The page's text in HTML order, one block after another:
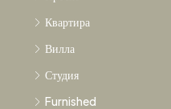
Квартира
Вилла
Студия
Furnished